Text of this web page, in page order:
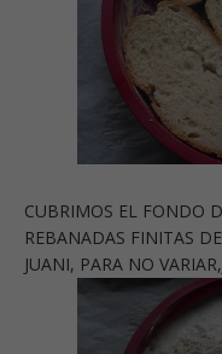
CUBRIMOS EL FONDO
REBANADAS FINITAS
JUANI, PARA NO